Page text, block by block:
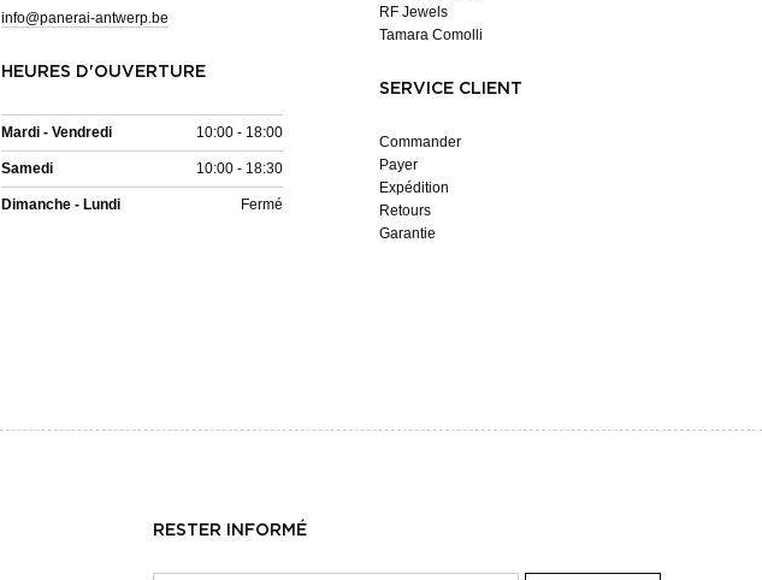
info@panerai-antwerp.be
HEURES D'OUVERTURE
Mardi - Vendredi 10:00 - 18:00
Samedi 10:00 - 18:30
Dimanche - Lundi Fermé
RF Jewels
Tamara Comolli
SERVICE CLIENT
Commander
Payer
Expédition
Retours
Garantie
RESTER INFORMÉ